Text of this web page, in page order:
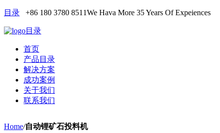
目录 +86 180 3780 8511We Hava More 35 Years Of Expeiences
目录
首页
产品目录
解决方案
成功案例
关于我们
联系我们
Home/自动锂矿石投料机